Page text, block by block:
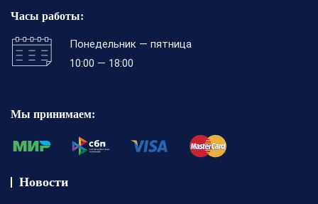
Часы работы:
Понедельник — пятница
10:00 — 18:00
Мы принимаем:
Новости